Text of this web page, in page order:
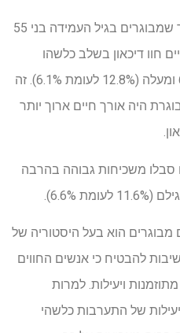
ממצאי המחקר הצביעו גם על כך שמבוגרים בגיל העמידה בני 55
חוו דיכאון בשלב כלשהו
בחייהם בהשוואה לקנדים בני 65 ומעלה (12.8% לעומת 6.1%). זה
היה אורך חיים ארוך יותר
משכיחות גבוהה בהרבה
6.6%).
מכל 11 מבוגרים מבוגרים הוא בעל היסטוריה של
להבטיח כי אנשים החווים
ויעילות. למרות
של התערבות כלשהי